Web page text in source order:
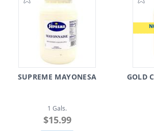
SUPREME MAYONESA
1 Gals.
$15.99
GOLD